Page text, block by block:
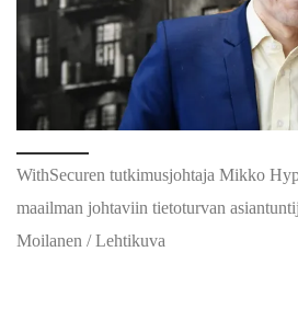
WithSecuren tutkimusjohtaja Mikko
maailman johtaviin tietoturvan
Moilanen / Lehtikuva